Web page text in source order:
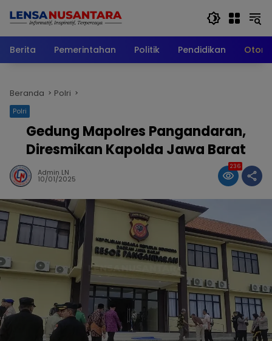
Berita
Pemerintahan Politik Pendidikan
Beranda Polri
Polri
Gedung Mapolres Pangandaran,
Diresmikan Kapolda Jawa Barat
Admin LN
10/01/2025
236